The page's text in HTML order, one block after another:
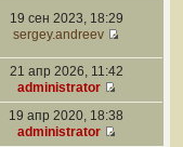
19 сен 2023, 18:29
sergey.andreev
21 апр 2026, 11:42
administrator
19 апр 2020, 18:38
administrator